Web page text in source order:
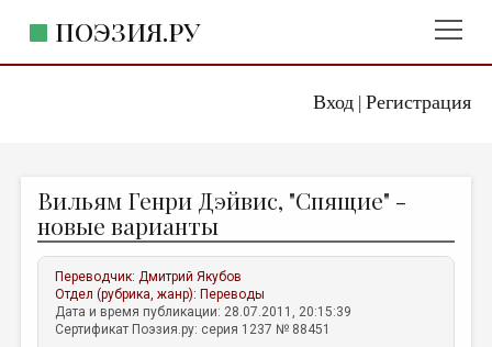
Вход| Регистрация
ПОЭЗИЯ.РУ
ЖАНРЫ
АВТОРЫ
КОММЕНТАРИИ
ЛИТСАЛОН
Вильям Генри Дэйвис, "Спящие" -
новые варианты
Переводчик:Дмитрий Якубов
Отдел (рубрика, жанр): Переводы
Дата и время публикации: 28.07.2011, 20:15:39
Сертификат Поэзия.ру: серия 1237 № 88451